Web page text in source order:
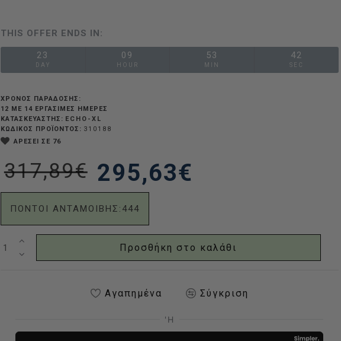
THIS OFFER ENDS IN:
23
DAY
09
HOUR
53
MIN
41
SEC
295,63€
317,89€
ΠΟΝΤΟΙ ΑΝΤΑΜΟΙΒΗΣ: 444
ΧΡΟΝΟΣ ΠΑΡΑΔΟΣΗΣ:
12 ΜΕ 14 ΕΡΓΆΣΙΜΕΣ ΗΜΈΡΕΣ
ΚΑΤΑΣΚΕΥΑΣΤΗΣ: ECHO-XL
ΚΩΔΙΚΟΣ ΠΡΟΪΟΝΤΟΣ: 310188
ΑΡΕΣΕΙ ΣΕ 76
Προσθήκη στο καλάθι
Αγαπημένα Σύγκριση